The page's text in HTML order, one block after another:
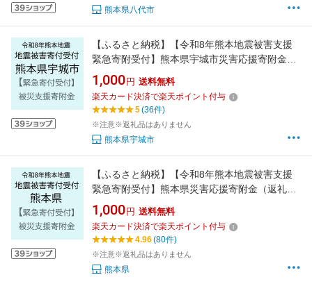
熊本県八代市
【ふるさと納税】【令和8年熊本地震被害支援
緊急寄附受付】熊本県宇城市災害応援寄附金
（返礼品はありません）
1,000 円 送料無料
楽天カード決済で楽天ポイント付与
5(36件)
※注意※返礼品はありません
熊本県宇城市
【ふるさと納税】【令和8年熊本地震被害支援
緊急寄附受付】熊本県災害応援寄附金（返礼品
はありません）
1,000 円 送料無料
楽天カード決済で楽天ポイント付与
4.96(80件)
※注意※返礼品はありません
熊本県